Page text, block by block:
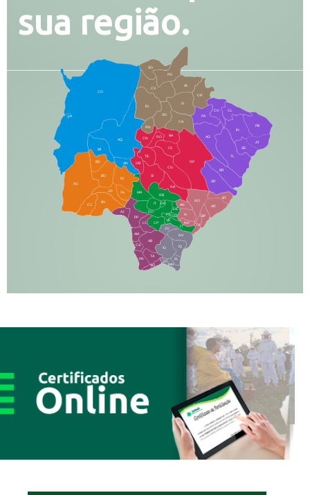
sua região.
CO
AQ
MI
AN
CX
RI
AL
CR
FI
SG
BA
CA
PA
CH CL
PB
SE
TL
AG
BR
SR
BT
AR
RP
RO
JG
CG
SI
NA
TA
NH
JT
RB
MA
IT
DR
DO
CP
JU
NV
IQ
EL
BD
BO
NI
JD
PO
BV
CC
PP
AJ
LC
AM
AB
JP
DB
TE
CS
PR
TA
SQ
IG
MN
IN
NO
BP
RN
CN
GL
AN
IV
FS
VC
GD
DE
AT
PG
SO
LA